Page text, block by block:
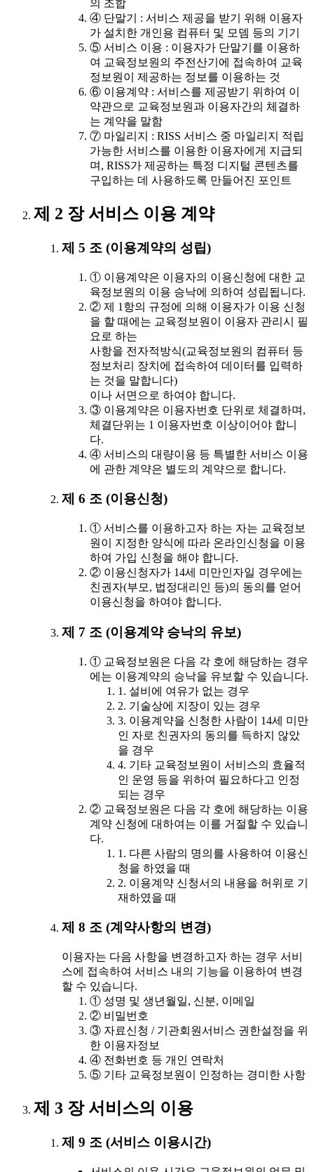
의 조합
④ 단말기 : 서비스 제공을 받기 위해 이용자
가 설치한 개인용 컴퓨터 및 모뎀 등의 기기
⑤ 서비스 이용 : 이용자가 단말기를 이용하
여 교육정보원의 주전산기에 접속하여 교육
정보원이 제공하는 정보를 이용하는 것
⑥ 이용계약 : 서비스를 제공받기 위하여 이
약관으로 교육정보원과 이용자간의 체결하
는 계약을 말함
⑦ 마일리지 : RISS 서비스 중 마일리지 적립
가능한 서비스를 이용한 이용자에게 지급되
며, RISS가 제공하는 특정 디지털 콘텐츠를
구입하는 데 사용하도록 만들어진 포인트
제 2 장 서비스 이용 계약
제 5 조 (이용계약의 성립)
① 이용계약은 이용자의 이용신청에 대한 교
육정보원의 이용 승낙에 의하여 성립됩니다.
② 제 1항의 규정에 의해 이용자가 이용 신청
을 할 때에는 교육정보원이 이용자 관리시 필
요로 하는
사항을 전자적방식(교육정보원의 컴퓨터 등
정보처리 장치에 접속하여 데이터를 입력하
는 것을 말합니다)
이나 서면으로 하여야 합니다.
③ 이용계약은 이용자번호 단위로 체결하며,
체결단위는 1 이용자번호 이상이어야 합니
다.
④ 서비스의 대량이용 등 특별한 서비스 이용
에 관한 계약은 별도의 계약으로 합니다.
제 6 조 (이용신청)
① 서비스를 이용하고자 하는 자는 교육정보
원이 지정한 양식에 따라 온라인신청을 이용
하여 가입 신청을 해야 합니다.
② 이용신청자가 14세 미만인자일 경우에는
친권자(부모, 법정대리인 등)의 동의를 얻어
이용신청을 하여야 합니다.
제 7 조 (이용계약 승낙의 유보)
① 교육정보원은 다음 각 호에 해당하는 경우
에는 이용계약의 승낙을 유보할 수 있습니다.
1. 설비에 여유가 없는 경우
2. 기술상에 지장이 있는 경우
3. 이용계약을 신청한 사람이 14세 미만
인 자로 친권자의 동의를 득하지 않았
을 경우
4. 기타 교육정보원이 서비스의 효율적
인 운영 등을 위하여 필요하다고 인정
되는 경우
② 교육정보원은 다음 각 호에 해당하는 이용
계약 신청에 대하여는 이를 거절할 수 있습니
다.
1. 다른 사람의 명의를 사용하여 이용신
청을 하였을 때
2. 이용계약 신청서의 내용을 허위로 기
재하였을 때
제 8 조 (계약사항의 변경)
이용자는 다음 사항을 변경하고자 하는 경우 서비
스에 접속하여 서비스 내의 기능을 이용하여 변경
할 수 있습니다.
① 성명 및 생년월일, 신분, 이메일
② 비밀번호
③ 자료신청 / 기관회원서비스 권한설정을 위
한 이용자정보
④ 전화번호 등 개인 연락처
⑤ 기타 교육정보원이 인정하는 경미한 사항
제 3 장 서비스의 이용
제 9 조 (서비스 이용시간)